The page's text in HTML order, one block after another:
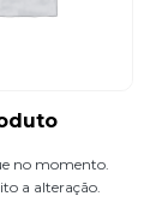
no momento.
a alteração.